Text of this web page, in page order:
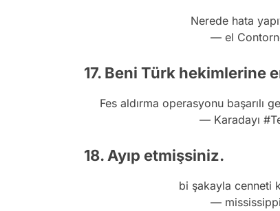
Nerede hata
— el
17. Beni Türk hekimlerine
Fes aldırma operasyonu başarılı
— Karadayı
18. Ayıp etmişsiniz.
bi şakayla cenneti
—